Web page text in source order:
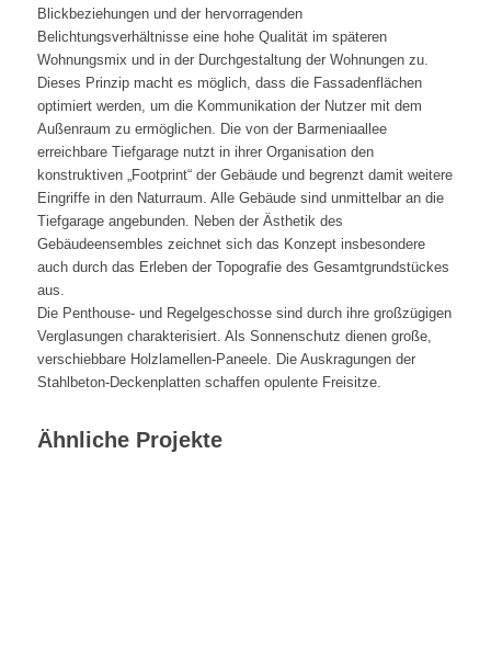
Blickbeziehungen und der hervorragenden
Belichtungsverhältnisse eine hohe Qualität im späteren
Wohnungsmix und in der Durchgestaltung der Wohnungen zu.
Dieses Prinzip macht es möglich, dass die Fassadenflächen
optimiert werden, um die Kommunikation der Nutzer mit dem
Außenraum zu ermöglichen. Die von der Barmeniaallee
erreichbare Tiefgarage nutzt in ihrer Organisation den
konstruktiven „Footprint“ der Gebäude und begrenzt damit weitere
Eingriffe in den Naturraum. Alle Gebäude sind unmittelbar an die
Tiefgarage angebunden. Neben der Ästhetik des
Gebäudeensembles zeichnet sich das Konzept insbesondere
auch durch das Erleben der Topografie des Gesamtgrundstückes
aus.
Die Penthouse- und Regelgeschosse sind durch ihre großzügigen
Verglasungen charakterisiert. Als Sonnenschutz dienen große,
verschiebbare Holzlamellen-Paneele. Die Auskragungen der
Stahlbeton-Deckenplatten schaffen opulente Freisitze.
Ähnliche Projekte